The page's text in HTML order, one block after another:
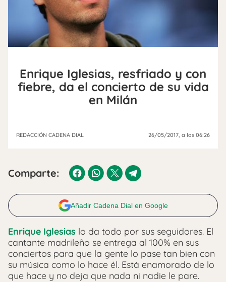
Enrique Iglesias, resfriado y con
fiebre, da el concierto de su vida
en Milán
REDACCIÓN CADENA DIAL 26/05/2017 , a las 06:26
Comparte:
Añadir Cadena Dial en Google
Enrique Iglesias lo da todo por sus seguidores. El
cantante madrileño se entrega al 100% en sus
conciertos para que la gente lo pase tan bien con
su música como lo hace él. Está enamorado de lo
que hace y no deja que nada ni nadie le pare.